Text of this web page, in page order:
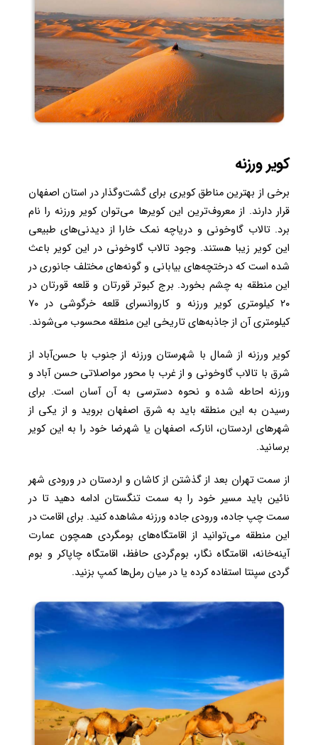
کویر ورزنه
برخی از بهترین مناطق کویری برای گشت‌وگذار در استان اصفهان
قرار دارند. از معروف‌ترین این کویرها می‌توان کویر ورزنه را نام
برد. تالاب گاوخونی و دریاچه نمک خارا از دیدنی‌های طبیعی
این کویر زیبا هستند. وجود تالاب گاوخونی در این کویر باعث
شده است که درختچه‌های بیابانی و گونه‌های مختلف جانوری در
این منطقه به چشم بخورد. برج کبوتر قورتان و قلعه قورتان در
۲۰ کیلومتری کویر ورزنه و کاروانسرای قلعه خرگوشی در ۷۰
کیلومتری آن از جاذبه‌های تاریخی این منطقه محسوب می‌شوند.
کویر ورزنه از شمال با شهرستان ورزنه از جنوب با حسن‌آباد از
شرق با تالاب گاوخونی و از غرب با محور مواصلاتی حسن آباد و
ورزنه احاطه شده و نحوه دسترسی به آن آسان است. برای
رسیدن به این منطقه باید به شرق اصفهان بروید و از یکی از
شهرهای اردستان، انارک، اصفهان یا شهرضا خود را به این کویر
برسانید.
از سمت تهران بعد از گذشتن از کاشان و اردستان در ورودی شهر
نائین باید مسیر خود را به سمت تنگستان ادامه دهید تا در
سمت چپ جاده، ورودی جاده ورزنه مشاهده کنید. برای اقامت در
این منطقه می‌توانید از اقامتگاه‌های بومگردی همچون عمارت
آینه‌خانه، اقامتگاه نگار، بوم‌گردی حافظ، اقامتگاه چاپاکر و بوم
گردی سپنتا استفاده کرده یا در میان رمل‌ها کمپ بزنید.